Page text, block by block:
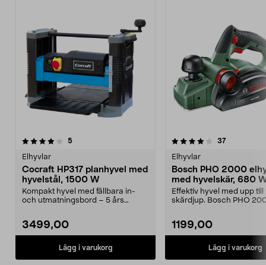
5recensioner
Elhyvlar
Cocraft HP317 planhyvel med
hyvelstål, 1500 W
Kompakt hyvel med fällbara in-
och utmatningsbord – 5 års
3499,00
Lägg i varukorg
4.0 av 5 stjärnor 37recensioner
Elhyvlar
Bosch PHO 2000
med hyvelskär, 680
Effektiv hyvel med upp till
skärdjup. Bosch PHO
1199,00
Lägg i varukorg
4.5 av 5 stjärnor